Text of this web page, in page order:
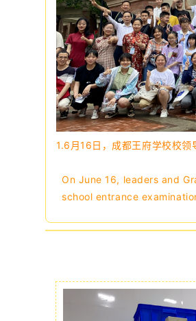
1.6月16日，成都王府学校校领
On June 16, leaders and
school entrance